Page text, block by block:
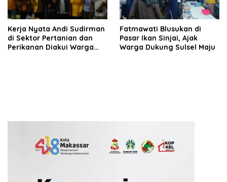
Kerja Nyata Andi Sudirman
di Sektor Pertanian dan
Perikanan Diakui Warga
Fatmawati Blusukan di
Pasar Ikan Sinjai, Ajak
Warga Dukung Sulsel Maju